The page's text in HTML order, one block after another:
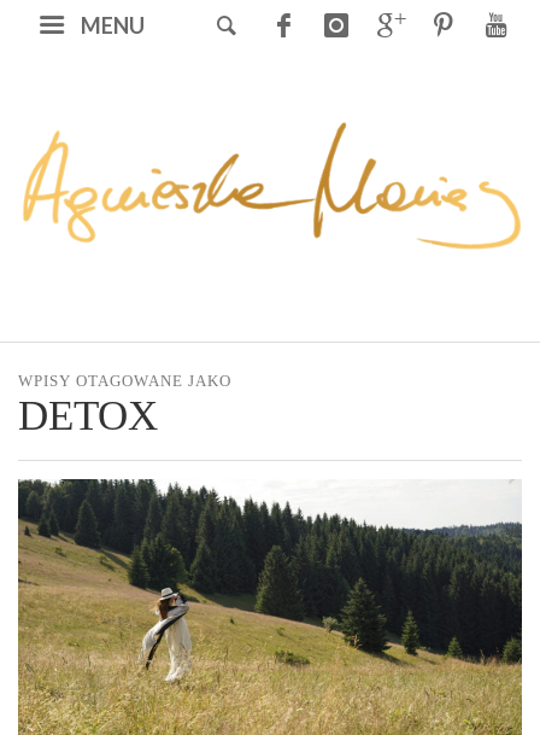
MENU
WPISY OTAGOWANE JAKO
DETOX